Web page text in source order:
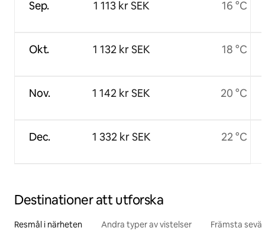
Sep.
Okt.
Nov.
Dec.
1 113 kr SEK
1 132 kr SEK
1 142 kr SEK
1 332 kr SEK
16 °C
18 °C
20 °C
22 °C
Destinationer att utforska
Resmål i närheten Andra typer av vistelser Främsta